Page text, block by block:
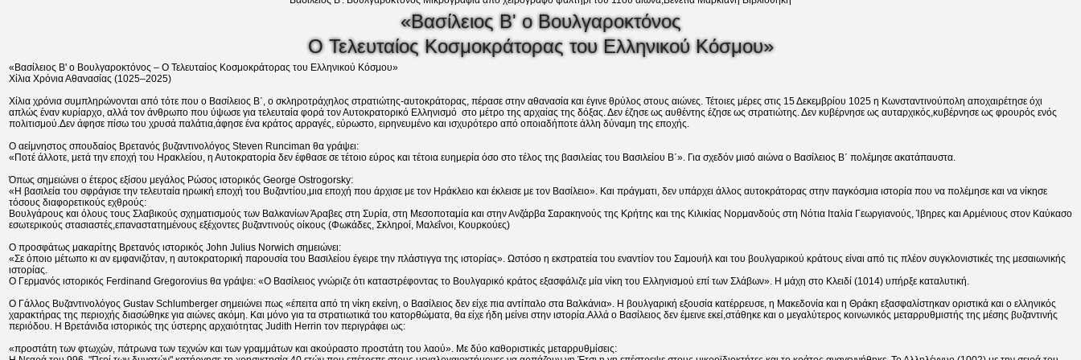
«Βασίλειος Β' ο Βουλγαροκτόνος
Ο Τελευταίος Κοσμοκράτορας του Ελληνικού Κόσμου»
«Βασίλειος Β' ο Βουλγαροκτόνος – Ο Τελευταίος Κοσμοκράτορας του Ελληνικού Κόσμου»
Χίλια Χρόνια Αθανασίας (1025–2025)
Χίλια χρόνια συμπληρώνονται από τότε που ο Βασίλειος Β΄, ο σκληροτράχηλος στρατιώτης-αυτοκράτορας, πέρασε στην αθανασία και έγινε θρύλος στους αιώνες. Τέτοιες μέρες στις 15 Δεκεμβρίου 1025 η Κωνσταντινούπολη αποχαιρέτησε όχι
απλώς έναν κυρίαρχο, αλλά τον άνθρωπο που ύψωσε για τελευταία φορά τον Αυτοκρατορικό Ελληνισμό στο μέτρο της αρχαίας της δόξας. Δεν έζησε ως αυθέντης έζησε ως στρατιώτης. Δεν κυβέρνησε ως αυταρχικός,κυβέρνησε ως φρουρός ενός
πολιτισμού.Δεν άφησε πίσω του χρυσά παλάτια,άφησε ένα κράτος αρραγές, εύρωστο, ειρηνευμένο και ισχυρότερο από οποιαδήποτε άλλη δύναμη της εποχής.
Ο αείμνηστος σπουδαίος Βρετανός βυζαντινολόγος Steven Runciman θα γράψει:
«Ποτέ άλλοτε, μετά την εποχή του Ηρακλείου, η Αυτοκρατορία δεν έφθασε σε τέτοιο εύρος και τέτοια ευημερία όσο στο τέλος της βασιλείας του Βασιλείου Β΄». Για σχεδόν μισό αιώνα ο Βασίλειος Β΄ πολέμησε ακατάπαυστα.
Όπως σημειώνει ο έτερος εξίσου μεγάλος Ρώσος ιστορικός George Ostrogorsky:
«Η βασιλεία του σφράγισε την τελευταία ηρωική εποχή του Βυζαντίου,μια εποχή που άρχισε με τον Ηράκλειο και έκλεισε με τον Βασίλειο». Και πράγματι, δεν υπάρχει άλλος αυτοκράτορας στην παγκόσμια ιστορία που να πολέμησε και να νίκησε
τόσους διαφορετικούς εχθρούς:
Βουλγάρους και όλους τους Σλαβικούς σχηματισμούς των Βαλκανίων Άραβες στη Συρία, στη Μεσοποταμία και στην Ανζάρβα Σαρακηνούς της Κρήτης και της Κιλικίας Νορμανδούς στη Νότια Ιταλία Γεωργιανούς, Ίβηρες και Αρμένιους στον Καύκασο
εσωτερικούς στασιαστές,επαναστατημένους εξέχοντες βυζαντινούς οίκους (Φωκάδες, Σκληροί, Μαλεΐνοι, Κουρκούες)
Ο προσφάτως μακαρίτης Βρετανός ιστορικός John Julius Norwich σημειώνει:
«Σε όποιο μέτωπο κι αν εμφανιζόταν, η αυτοκρατορική παρουσία του Βασιλείου έγειρε την πλάστιγγα της ιστορίας». Ωστόσο η εκστρατεία του εναντίον του Σαμουήλ και του βουλγαρικού κράτους είναι από τις πλέον συγκλονιστικές της μεσαιωνικής
ιστορίας.
Ο Γερμανός ιστορικός Ferdinand Gregorovius θα γράψει: «Ο Βασίλειος γνώριζε ότι καταστρέφοντας το Βουλγαρικό κράτος εξασφάλιζε μία νίκη του Ελληνισμού επί των Σλάβων». Η μάχη στο Κλειδί (1014) υπήρξε καταλυτική.
Ο Γάλλος Βυζαντινολόγος Gustav Schlumberger σημειώνει πως «έπειτα από τη νίκη εκείνη, ο Βασίλειος δεν είχε πια αντίπαλο στα Βαλκάνια». Η βουλγαρική εξουσία κατέρρευσε, η Μακεδονία και η Θράκη εξασφαλίστηκαν οριστικά και ο ελληνικός
χαρακτήρας της περιοχής διασώθηκε για αιώνες ακόμη. Και μόνο για τα στρατιωτικά του κατορθώματα, θα είχε ήδη μείνει στην ιστορία.Αλλά ο Βασίλειος δεν έμεινε εκεί,στάθηκε και ο μεγαλύτερος κοινωνικός μεταρρυθμιστής της μέσης βυζαντινής
περιόδου. Η Βρετάνιδα ιστορικός της ύστερης αρχαιότητας Judith Herrin τον περιγράφει ως:
«προστάτη των φτωχών, πάτρωνα των τεχνών και των γραμμάτων και ακούραστο προστάτη του λαού». Με δύο καθοριστικές μεταρρυθμίσεις: